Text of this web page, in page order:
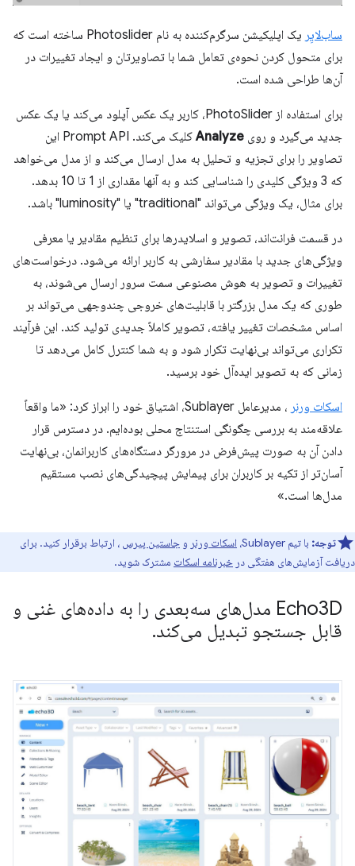
ساب‌لایِر
یک اپلیکیشن سرگرم‌کننده به نام Photoslider ساخته است که
برای متحول کردن نحوه‌ی تعامل شما با تصاویرتان و ایجاد تغییرات در
آن‌ها طراحی شده است.
برای استفاده از PhotoSlider، کاربر یک عکس آپلود می‌کند یا یک عکس
جدید می‌گیرد و روی Analyze
کلیک می‌کند. Prompt API این
تصاویر را برای تجزیه و تحلیل به مدل ارسال می‌کند و از مدل می‌خواهد
که 3 ویژگی کلیدی را شناسایی کند و به آنها مقداری از 1 تا 10 بدهد.
برای مثال، یک ویژگی می‌تواند "traditional" یا "luminosity" باشد.
در قسمت فرانت‌اند، تصویر و اسلایدرها برای تنظیم مقادیر یا معرفی
ویژگی‌های جدید با مقادیر سفارشی به کاربر ارائه می‌شود. درخواست‌های
تغییرات و تصویر به هوش مصنوعی سمت سرور ارسال می‌شوند، به
طوری که یک مدل بزرگتر با قابلیت‌های خروجی چندوجهی می‌تواند بر
اساس مشخصات تغییر یافته، تصویر کاملاً جدیدی تولید کند. این فرآیند
تکراری می‌تواند بی‌نهایت تکرار شود و به شما کنترل کامل می‌دهد تا
زمانی که به تصویر ایده‌آل خود برسید.
اسکات ورنر
، مدیرعامل Sublayer، اشتیاق خود را ابراز کرد: «ما واقعاً
علاقه‌مند به بررسی چگونگی استنتاج محلی بوده‌ایم. در دسترس قرار
دادن آن به صورت پیش‌فرض در مرورگر دستگاه‌های کاربرانمان، بی‌نهایت
آسان‌تر از تکیه بر کاربران برای پیمایش پیچیدگی‌های نصب مستقیم
مدل‌ها است.»
توجه: با تیم Sublayer، اسکات ورنر و جاستین پیرس ، ارتباط برقرار کنید. برای
دریافت آزمایش‌های هفتگی در خبرنامه اسکات مشترک شوید.
Echo3D مدل‌های سه‌بعدی را به داده‌های غنی و
قابل جستجو تبدیل می‌کند.